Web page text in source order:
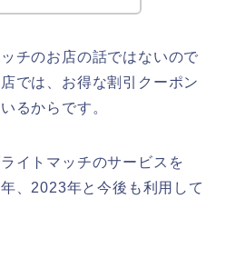
チのお店の話ではないので
では、お得な割引クーポン
るからです。
イトマッチのサービスを
、2023年と今後も利用して